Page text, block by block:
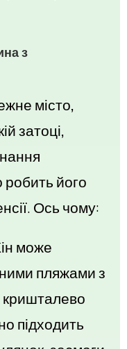
з
місто,
затоці,
робить його
Ось чому:
може
пляжами з
кришталево
підходить